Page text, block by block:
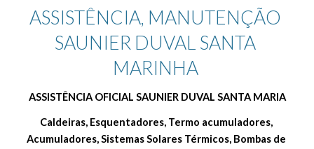
ASSISTÊNCIA, MANUTENÇÃO
SAUNIER DUVAL SANTA
MARINHA
ASSISTÊNCIA OFICIAL SAUNIER DUVAL SANTA MARIA
Caldeiras, Esquentadores, Termo acumuladores,
Acumuladores, Sistemas Solares Térmicos, Bombas de